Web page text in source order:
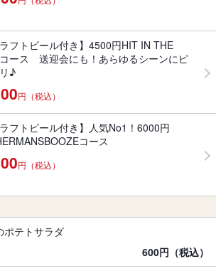
ラフトビール付き】4500円HIT IN THE
ース 送迎会にも！あらゆるシーンにピ
♪
円（税込）
ラフトビール付き】人気No1！6000円
コース
円（税込）
ポテトサラダ
600円（税込）